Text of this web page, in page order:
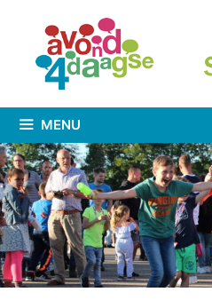
inhoud
MENU